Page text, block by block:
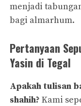
menjadi
bagi almarhum.
Pertanyaan
Yasin di Tegal
Apakah tulisan
shahih? Kami